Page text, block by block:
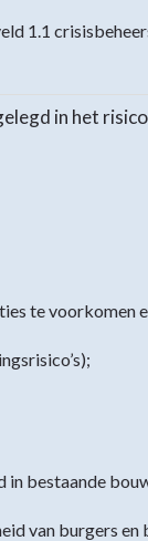
1.1
in het
te voorkomen
bestaande
van burgers